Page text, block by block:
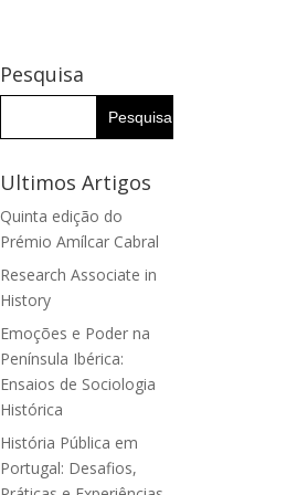
Pesquisa
Ultimos Artigos
Quinta edição do
Prémio Amílcar Cabral
Research Associate in
History
Emoções e Poder na
Península Ibérica:
Ensaios de Sociologia
Histórica
História Pública em
Portugal: Desafios,